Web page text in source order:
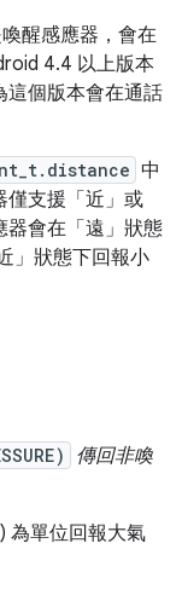
醒感應器，會在
4.4 以上版本
這個版本會在通話
中
僅支援「近」或
器會在「遠」狀態
」狀態下回報小
傳回非喚
為單位回報大氣